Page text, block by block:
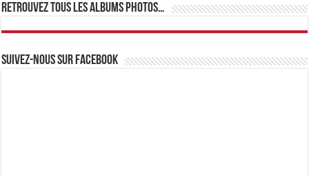
Retrouvez tous les albums photos…
Suivez-nous sur Facebook